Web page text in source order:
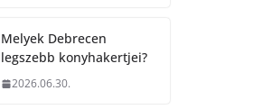
Melyek Debrecen
legszebb konyhakertjei?
2026.06.30.